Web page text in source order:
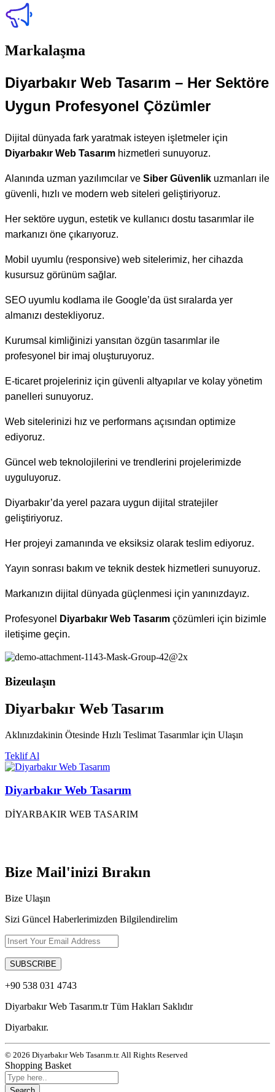
Markalaşma
Diyarbakır Web Tasarım – Her Sektöre
Uygun Profesyonel Çözümler
Dijital dünyada fark yaratmak isteyen işletmeler için
Diyarbakır Web Tasarım hizmetleri sunuyoruz.
Alanında uzman yazılımcılar ve Siber Güvenlik uzmanları ile
güvenli, hızlı ve modern web siteleri geliştiriyoruz.
Her sektöre uygun, estetik ve kullanıcı dostu tasarımlar ile
markanızı öne çıkarıyoruz.
Mobil uyumlu (responsive) web sitelerimiz, her cihazda
kusursuz görünüm sağlar.
SEO uyumlu kodlama ile Google’da üst sıralarda yer
almanızı destekliyoruz.
Kurumsal kimliğinizi yansıtan özgün tasarımlar ile
profesyonel bir imaj oluşturuyoruz.
E-ticaret projeleriniz için güvenli altyapılar ve kolay yönetim
panelleri sunuyoruz.
Web sitelerinizi hız ve performans açısından optimize
ediyoruz.
Güncel web teknolojilerini ve trendlerini projelerimizde
uyguluyoruz.
Diyarbakır’da yerel pazara uygun dijital stratejiler
geliştiriyoruz.
Her projeyi zamanında ve eksiksiz olarak teslim ediyoruz.
Yayın sonrası bakım ve teknik destek hizmetleri sunuyoruz.
Markanızın dijital dünyada güçlenmesi için yanınızdayız.
Profesyonel Diyarbakır Web Tasarım çözümleri için bizimle
iletişime geçin.
Bizeulaşın
Diyarbakır Web Tasarım
Aklınızdakinin Ötesinde Hızlı Teslimat Tasarımlar için Ulaşın
Teklif Al
Diyarbakır Web Tasarım
DİYARBAKIR WEB TASARIM
Bize Mail'inizi Bırakın
Bize Ulaşın
Sizi Güncel Haberlerimizden Bilgilendirelim
+90 538 031 4743
Diyarbakır Web Tasarım.tr Tüm Hakları Saklıdır
Diyarbakır.
© 2026 Diyarbakır Web Tasarım.tr. All Rights Reserved
Shopping Basket